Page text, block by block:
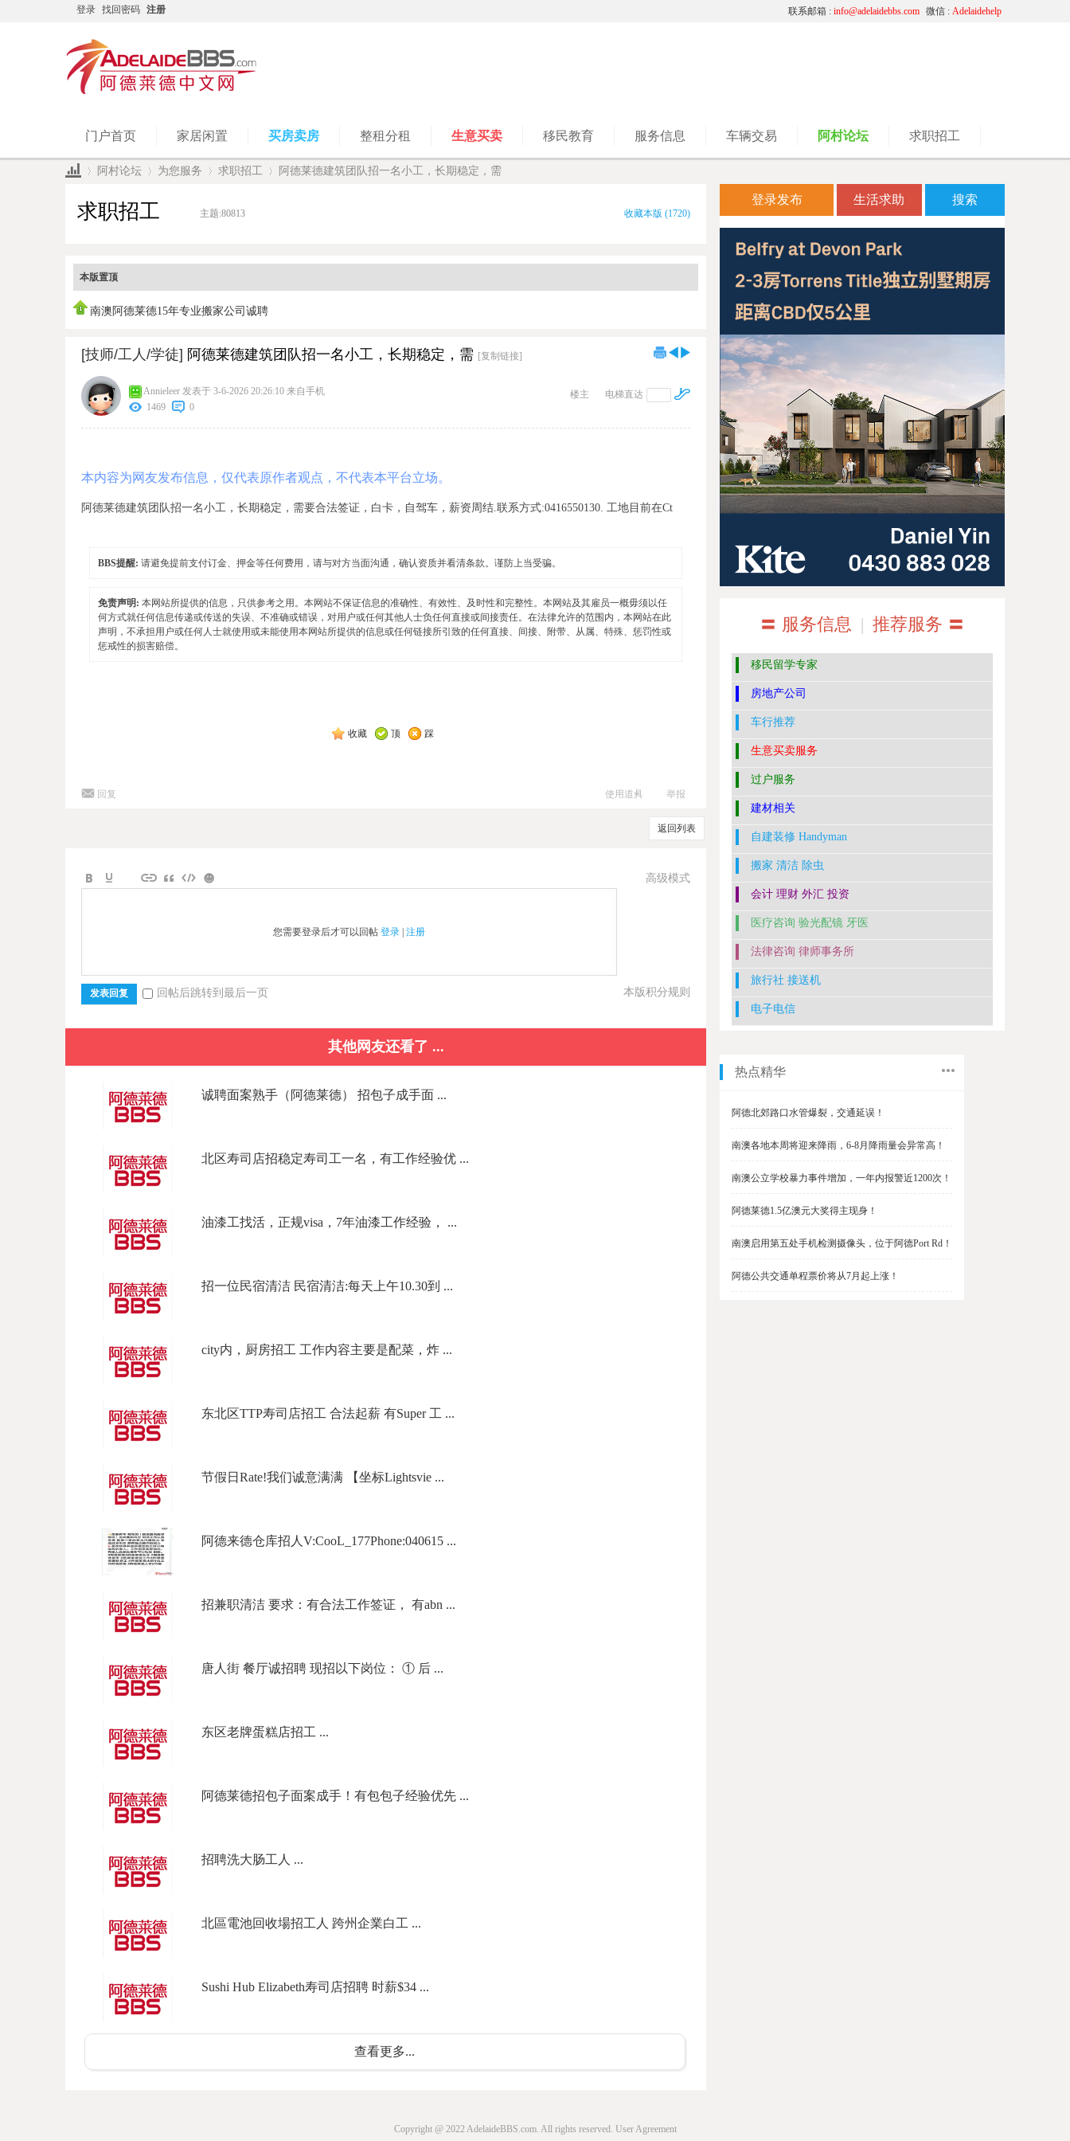
登录 找回密码 注册 微信 : Adelaidehelp
联系邮箱 : info@adelaidebbs.com
门户首页 家居闲置 买房卖房 整租分租 生意买卖 移民教育 服务信息 车辆交易 阿村论坛 求职招工
阿村论坛 为您服务 求职招工 阿德莱德建筑团队招一名小工，长期稳定，需
求职招工 主题:80813 收藏本版 (1720)
本版置顶
南澳阿德莱德15年专业搬家公司诚聘
[技师/工人/学徒] 阿德莱德建筑团队招一名小工，长期稳定，需 [复制链接]
电梯直达
楼主
Annieleer 发表于 3-6-2026 20:26:10 来自手机
1469
0
本内容为网友发布信息，仅代表原作者观点，不代表本平台立场。
阿德莱德建筑团队招一名小工，长期稳定，需要合法签证，白卡，自驾车，薪资周结.联系方式:0416550130. 工地目前在Ct
BBS提醒: 请避免提前支付订金、押金等任何费用，请与对方当面沟通，确认资质并看清条款。谨防上当受骗。
免责声明: 本网站所提供的信息，只供参考之用。本网站不保证信息的准确性、有效性、及时性和完整性。本网站及其雇员一概毋须以任
何方式就任何信息传递或传送的失误、不准确或错误，对用户或任何其他人士负任何直接或间接责任。在法律允许的范围内，本网站在此
声明，不承担用户或任何人士就使用或未能使用本网站所提供的信息或任何链接所引致的任何直接、间接、附带、从属、特殊、惩罚性或
惩戒性的损害赔偿。
收藏 顶 踩
回复 使用道具 举报
返回列表
高级模式
您需要登录后才可以回帖 登录 | 注册
本版积分规则
发表回复 回帖后跳转到最后一页
其他网友还看了 ...
诚聘面案熟手（阿德莱德） 招包子成手面 ...
北区寿司店招稳定寿司工一名，有工作经验优 ...
油漆工找活，正规visa，7年油漆工作经验， ...
招一位民宿清洁 民宿清洁:每天上午10.30到 ...
city内，厨房招工 工作内容主要是配菜，炸 ...
东北区TTP寿司店招工 合法起薪 有Super 工 ...
节假日Rate!我们诚意满满 【坐标Lightsvie ...
阿德来德仓库招人V:CooL_177Phone:040615 ...
招兼职清洁 要求：有合法工作签证， 有abn ...
唐人街 餐厅诚招聘 现招以下岗位： ① 后 ...
东区老牌蛋糕店招工 ...
阿德莱德招包子面案成手！有包包子经验优先 ...
招聘洗大肠工人 ...
北區電池回收場招工人 跨州企業白工 ...
Sushi Hub Elizabeth寿司店招聘 时薪$34 ...
查看更多...
登录发布 生活求助 搜索
〓 服务信息 | 推荐服务 〓
移民留学专家
房地产公司
车行推荐
生意买卖服务
过户服务
建材相关
自建装修 Handyman
搬家 清洁 除虫
会计 理财 外汇 投资
医疗咨询 验光配镜 牙医
法律咨询 律师事务所
旅行社 接送机
电子电信
热点精华
阿德北郊路口水管爆裂，交通延误！
南澳各地本周将迎来降雨，6-8月降雨量会异常高！
南澳公立学校暴力事件增加，一年内报警近1200次！
阿德莱德1.5亿澳元大奖得主现身！
南澳启用第五处手机检测摄像头，位于阿德Port Rd！
阿德公共交通单程票价将从7月起上涨！
Copyright @ 2022 AdelaideBBS.com. All rights reserved. User Agreement